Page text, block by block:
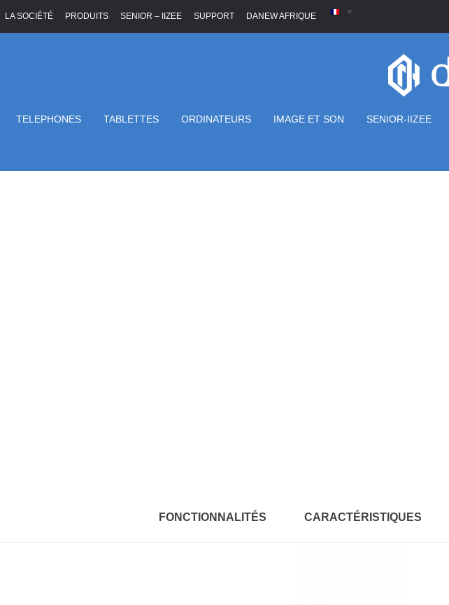
LA SOCIÉTÉ PRODUITS SENIOR – IIZEE SUPPORT DANEW AFRIQUE
TELEPHONES TABLETTES ORDINATEURS IMAGE ET SON SENIOR-IIZEE
FONCTIONNALITÉS CARACTÉRISTIQUES